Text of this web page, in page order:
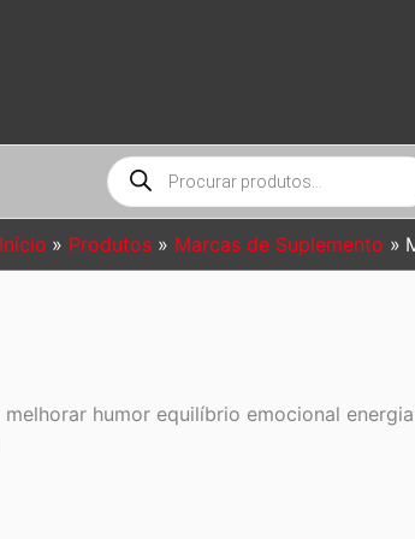
Pesquisar
produtos
Início Produtos Marcas de Suplemento
humor equilíbrio emocional